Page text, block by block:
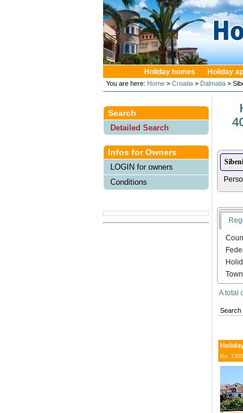
Holiday homes Holiday
You are here: Home> Croatia> Dalmatia>
Search
Detailed Search
Infos for Owners
LOGIN for owners
Conditions
A total
Search
No.